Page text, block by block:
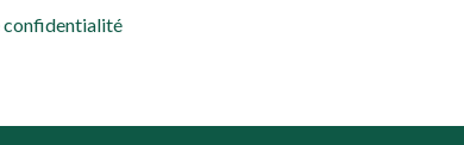
confidentialité